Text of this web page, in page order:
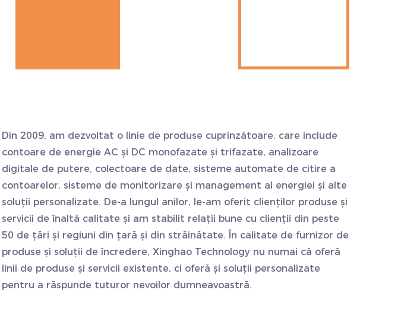
Din 2009, am dezvoltat o linie de produse cuprinzătoare, care include
contoare de energie AC și DC monofazate și trifazate, analizoare
digitale de putere, colectoare de date, sisteme automate de citire a
contoarelor, sisteme de monitorizare și management al energiei și alte
soluții personalizate. De-a lungul anilor, le-am oferit clienților produse și
servicii de înaltă calitate și am stabilit relații bune cu clienții din peste
50 de țări și regiuni din țară și din străinătate. În calitate de furnizor de
produse și soluții de încredere, Xinghao Technology nu numai că oferă
linii de produse și servicii existente, ci oferă și soluții personalizate
pentru a răspunde tuturor nevoilor dumneavoastră.